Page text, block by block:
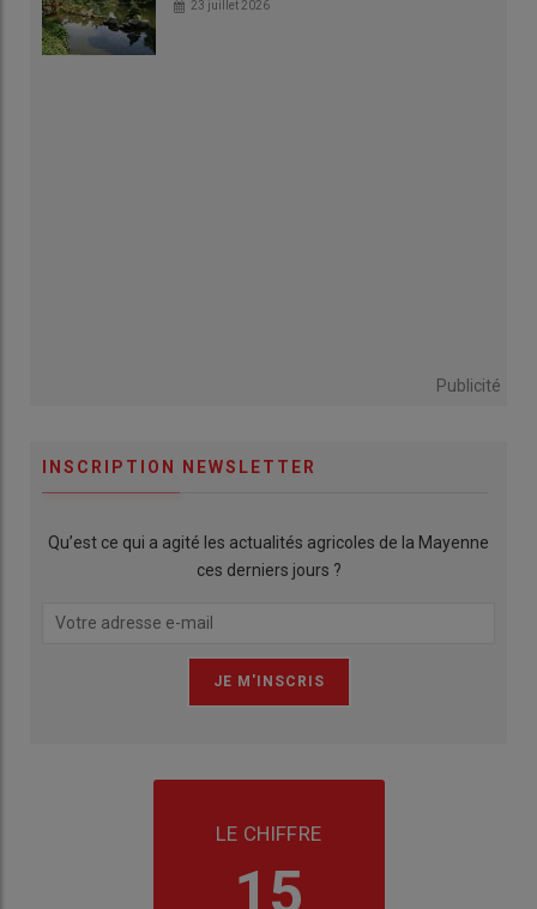
23 juillet 2026
Publicité
INSCRIPTION NEWSLETTER
Qu’est ce qui a agité les actualités agricoles de la Mayenne
ces derniers jours ?
LE CHIFFRE
15